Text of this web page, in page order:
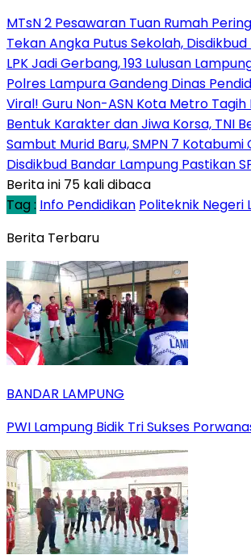
MTsN 2 Pesawaran Tuan Rumah
Tekan Angka Putus Sekolah,
LPK Jadi Gerbang, 193 Lulusan
Polres Lampura Gandeng Dinas
Viral! Guru Non-ASN Kota Metro
Bentuk Karakter dan Jiwa Korsa, TNI
Sambut Murid Baru, SMPN 7
Disdikbud Bandar Lampung Pastikan
Berita ini 75 kali dibaca
Tag : Info Pendidikan Politeknik Negeri
Berita Terbaru
BANDAR LAMPUNG
PWI Lampung Bidik Tri Sukses